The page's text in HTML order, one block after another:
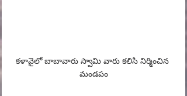
కళావైలో బాబావారు స్వామి వారు కలిసి నిర్మించిన
మండపం